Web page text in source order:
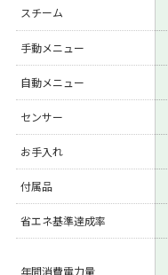
スチーム
手動メニュー
自動メニュー
センサー
お手入れ
付属品
省エネ基準達成率
年間消費電力量